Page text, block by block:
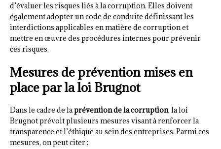
d’évaluer les risques liés à la corruption. Elles doivent
également adopter un code de conduite définissant les
interdictions applicables en matière de corruption et
mettre en œuvre des procédures internes pour prévenir
ces risques.
Mesures de prévention mises en
place par la loi Brugnot
Dans le cadre de laprévention de la corruption, la loi
Brugnot prévoit plusieurs mesures visant à renforcer la
transparence et l’éthique au sein des entreprises. Parmi ces
mesures, on peut citer :